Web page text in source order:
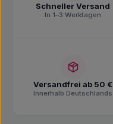
Schneller Versand
In 1–3 Werktagen
Versandfrei ab 50 €
Innerhalb Deutschlands